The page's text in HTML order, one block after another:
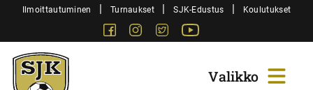
SiirryIlmoittautuminen | Turnaukset | SJK-Edustus | Koulutukset
FacebookInstagram
Twitter
Sjk-
Juniorit